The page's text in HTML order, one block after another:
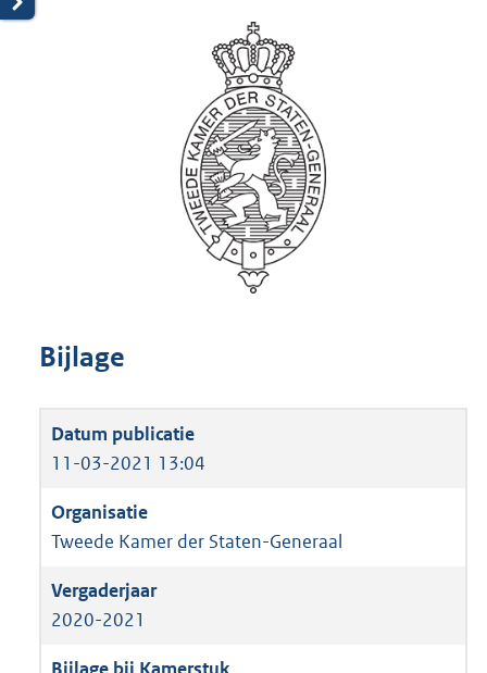
Bijlage
11-03-2021 13:04
Tweede Kamer der Staten-Generaal
2020-2021